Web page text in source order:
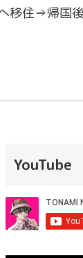
移住⇒帰国
YouTube